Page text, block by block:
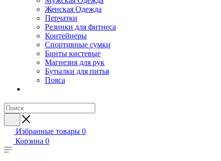
Женская Одежда
Перчатки
Резинки для фитнеса
Контейнеры
Спортивные сумки
Бинты кистевые
Магнезия для рук
Бутылки для питья
Пояса
Избранные товары 0
Корзина 0